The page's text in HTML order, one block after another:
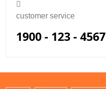
customer service
1900 - 123 - 4567